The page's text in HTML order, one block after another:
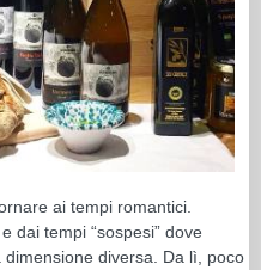
ai tempi romantici.
dai tempi “sospesi” dove
diversa. Da lì, poco